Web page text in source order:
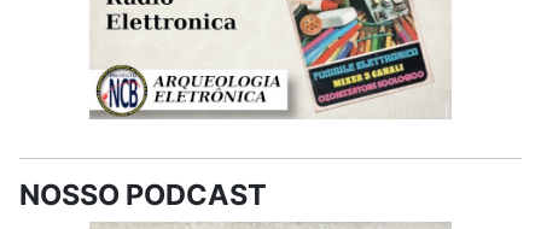
NOSSO PODCAST